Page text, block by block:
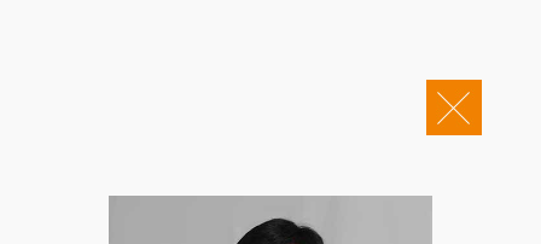
康桥人员
Copyright © 2011-2026 康桥律师事务所